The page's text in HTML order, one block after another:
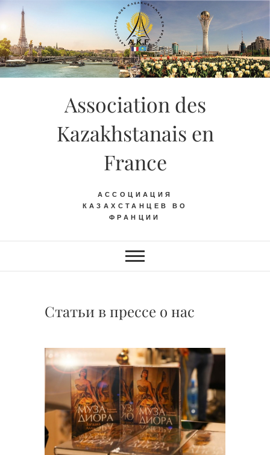
Skip
content
Association des
Kazakhstanais en
France
АССОЦИАЦИЯ
КАЗАХСТАНЦЕВ ВО
ФРАНЦИИ
Статьи в прессе о нас